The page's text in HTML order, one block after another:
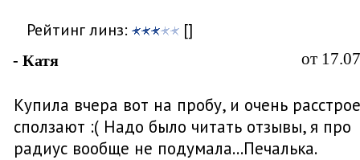
Рейтинг линз: []
- Катя от
Купила вчера вот на пробу, и очень
сползают :( Надо было читать отзывы, я про
радиус вообще не подумала...Печалька.